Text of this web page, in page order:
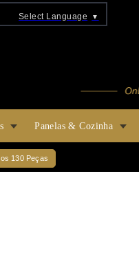
Select Language ▼
Panelas & Cozinha
130 Peças